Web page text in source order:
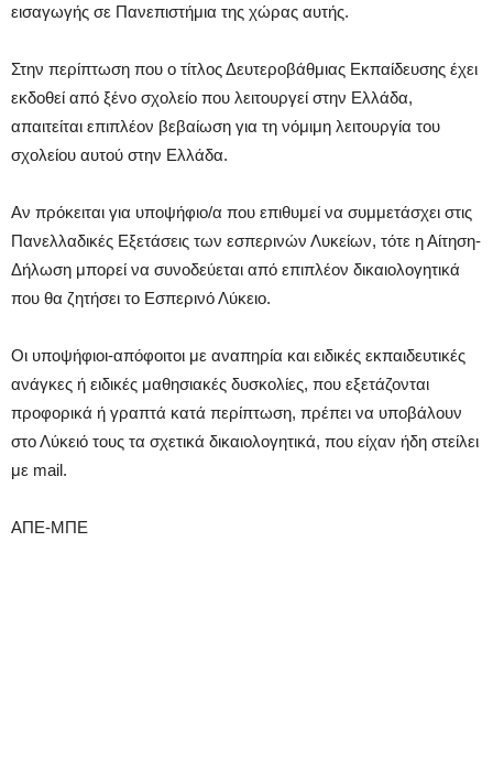
εισαγωγής σε Πανεπιστήμια της χώρας αυτής.
Στην περίπτωση που ο τίτλος Δευτεροβάθμιας Εκπαίδευσης έχει
εκδοθεί από ξένο σχολείο που λειτουργεί στην Ελλάδα,
απαιτείται επιπλέον βεβαίωση για τη νόμιμη λειτουργία του
σχολείου αυτού στην Ελλάδα.
Αν πρόκειται για υποψήφιο/α που επιθυμεί να συμμετάσχει στις
Πανελλαδικές Εξετάσεις των εσπερινών Λυκείων, τότε η Αίτηση-
Δήλωση μπορεί να συνοδεύεται από επιπλέον δικαιολογητικά
που θα ζητήσει το Εσπερινό Λύκειο.
Οι υποψήφιοι-απόφοιτοι με αναπηρία και ειδικές εκπαιδευτικές
ανάγκες ή ειδικές μαθησιακές δυσκολίες, που εξετάζονται
προφορικά ή γραπτά κατά περίπτωση, πρέπει να υποβάλουν
στο Λύκειό τους τα σχετικά δικαιολογητικά, που είχαν ήδη στείλει
με mail.
ΑΠΕ-ΜΠΕ